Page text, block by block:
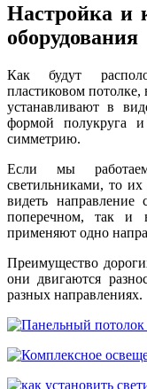
Настройка и
оборудования
Как будут
пластиковом
устанавливают в
формой полукруга и
симметрию.
Если мы
светильниками, то
видеть направление
поперечном, так и
применяют одно
Преимущество
они двигаются
разных направлениях.